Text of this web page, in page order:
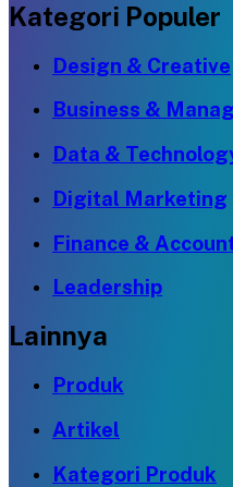
Kategori Populer
Design & Creative
Business &
Data &
Digital Marketing
Finance &
Leadership
Lainnya
Produk
Artikel
Kategori Produk